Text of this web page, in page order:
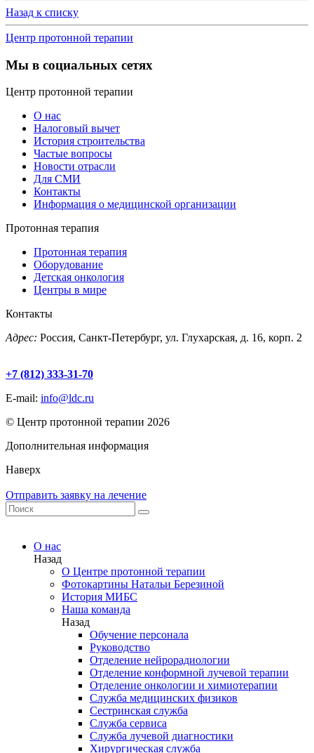
Назад к списку
Центр протонной терапии
Мы в социальных сетях
Центр протонной терапии
О нас
Налоговый вычет
История строительства
Частые вопросы
Новости отрасли
Для СМИ
Контакты
Информация о медицинской организации
Протонная терапия
Протонная терапия
Оборудование
Детская онкология
Центры в мире
Контакты
Адрес: Россия, Санкт-Петербург, ул. Глухарская, д. 16, корп. 2
+7 (812) 333-31-70
E-mail: info@ldc.ru
© Центр протонной терапии 2026
Дополнительная информация
Наверх
Отправить заявку на лечение
О нас
Назад
О Центре протонной терапии
Фотокартины Натальи Березиной
История МИБС
Наша команда
Назад
Обучение персонала
Руководство
Отделение нейрорадиологии
Отделение конформной лучевой терапии
Отделение онкологии и химиотерапии
Служба медицинских физиков
Сестринская служба
Служба сервиса
Служба лучевой диагностики
Хирургическая служба